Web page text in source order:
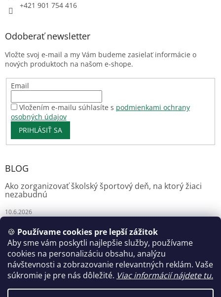
🍪 Používame cookies pre lepší zážitok
Aby sme vám poskytli najlepšie služby, používame
cookies na personalizáciu obsahu, analýzu
návštevnosti a zobrazovanie relevantných reklám. Vaše
súkromie je pre nás dôležité. Viac informácií nájdete tu.
+421 901 754 416
Odoberať newsletter
Vložte svoj e-mail a my Vám budeme zasielať informácie o
nových produktoch na našom e-shope.
Email
Vložením e-mailu súhlasíte s podmienkami ochrany
osobných údajov
PRIHLÁSIŤ SA
BLOG
Ako zorganizovať školský športový deň, na ktorý žiaci
nezabudnú
10.6.2026
Florianshop